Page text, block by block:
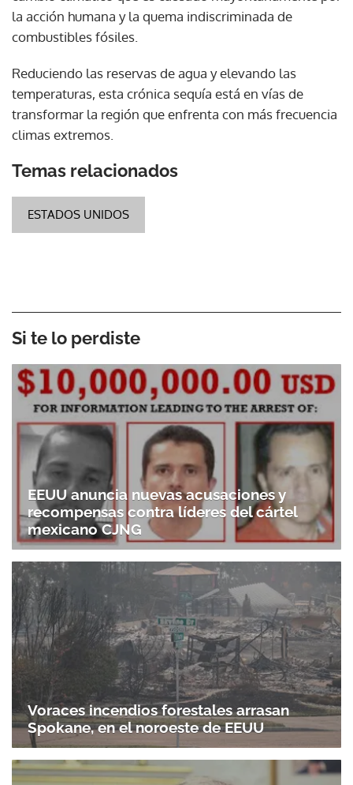
la acción humana y la quema indiscriminada de
combustibles fósiles.
Reduciendo las reservas de agua y elevando las
temperaturas, esta crónica sequía está en vías de
transformar la región que enfrenta con más frecuencia
climas extremos.
Temas relacionados
ESTADOS UNIDOS
Si te lo perdiste
EEUU anuncia nuevas acusaciones y
recompensas contra líderes del cártel
mexicano CJNG
Voraces incendios forestales arrasan
Spokane, en el noroeste de EEUU